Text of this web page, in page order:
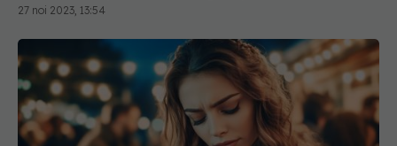
27 noi 2023, 13:54